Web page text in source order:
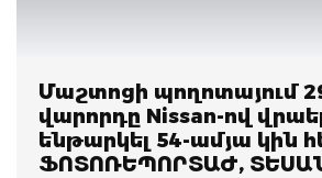
Մաշտոցի պողոտայում
վարորդը Nissan-ով
ենթարկել 54-ամյա կին
ՖՈՏՈՌԵՊՈՐՏԱԺ,